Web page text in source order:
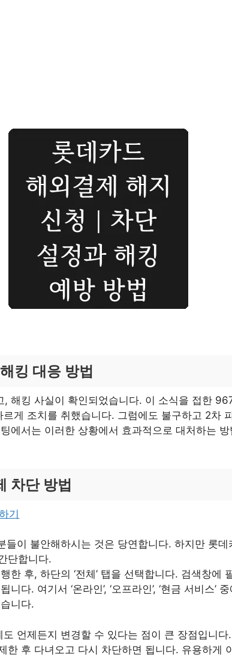
킹 대응 방법
, 해킹 사실이 확인되었습니다. 이 소식을 접한
게 조치를 취했습니다. 그럼에도 불구하고 2차
에서는 이러한 상황에서 효과적으로 대처하는
차단 방법
기
들이 불안해하시는 것은 당연합니다. 하지만 롯데
단합니다.
한 후, 하단의 ‘전체’ 탭을 선택합니다. 검색창에
다. 여기서 ‘온라인’, ‘오프라인’, ‘현금 서비스’
니다.
언제든지 변경할 수 있다는 점이 큰 장점입니
한 후 다녀오고 다시 차단하면 됩니다. 유용하게